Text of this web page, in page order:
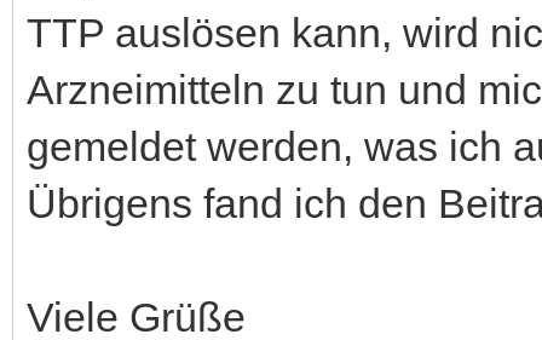
TTP auslösen kann, wird
Arzneimitteln zu tun und
gemeldet werden, was ich
Übrigens fand ich den
Viele Grüße